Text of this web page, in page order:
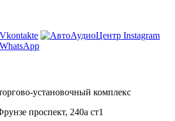
установочный комплекс
проспект, 240а ст1